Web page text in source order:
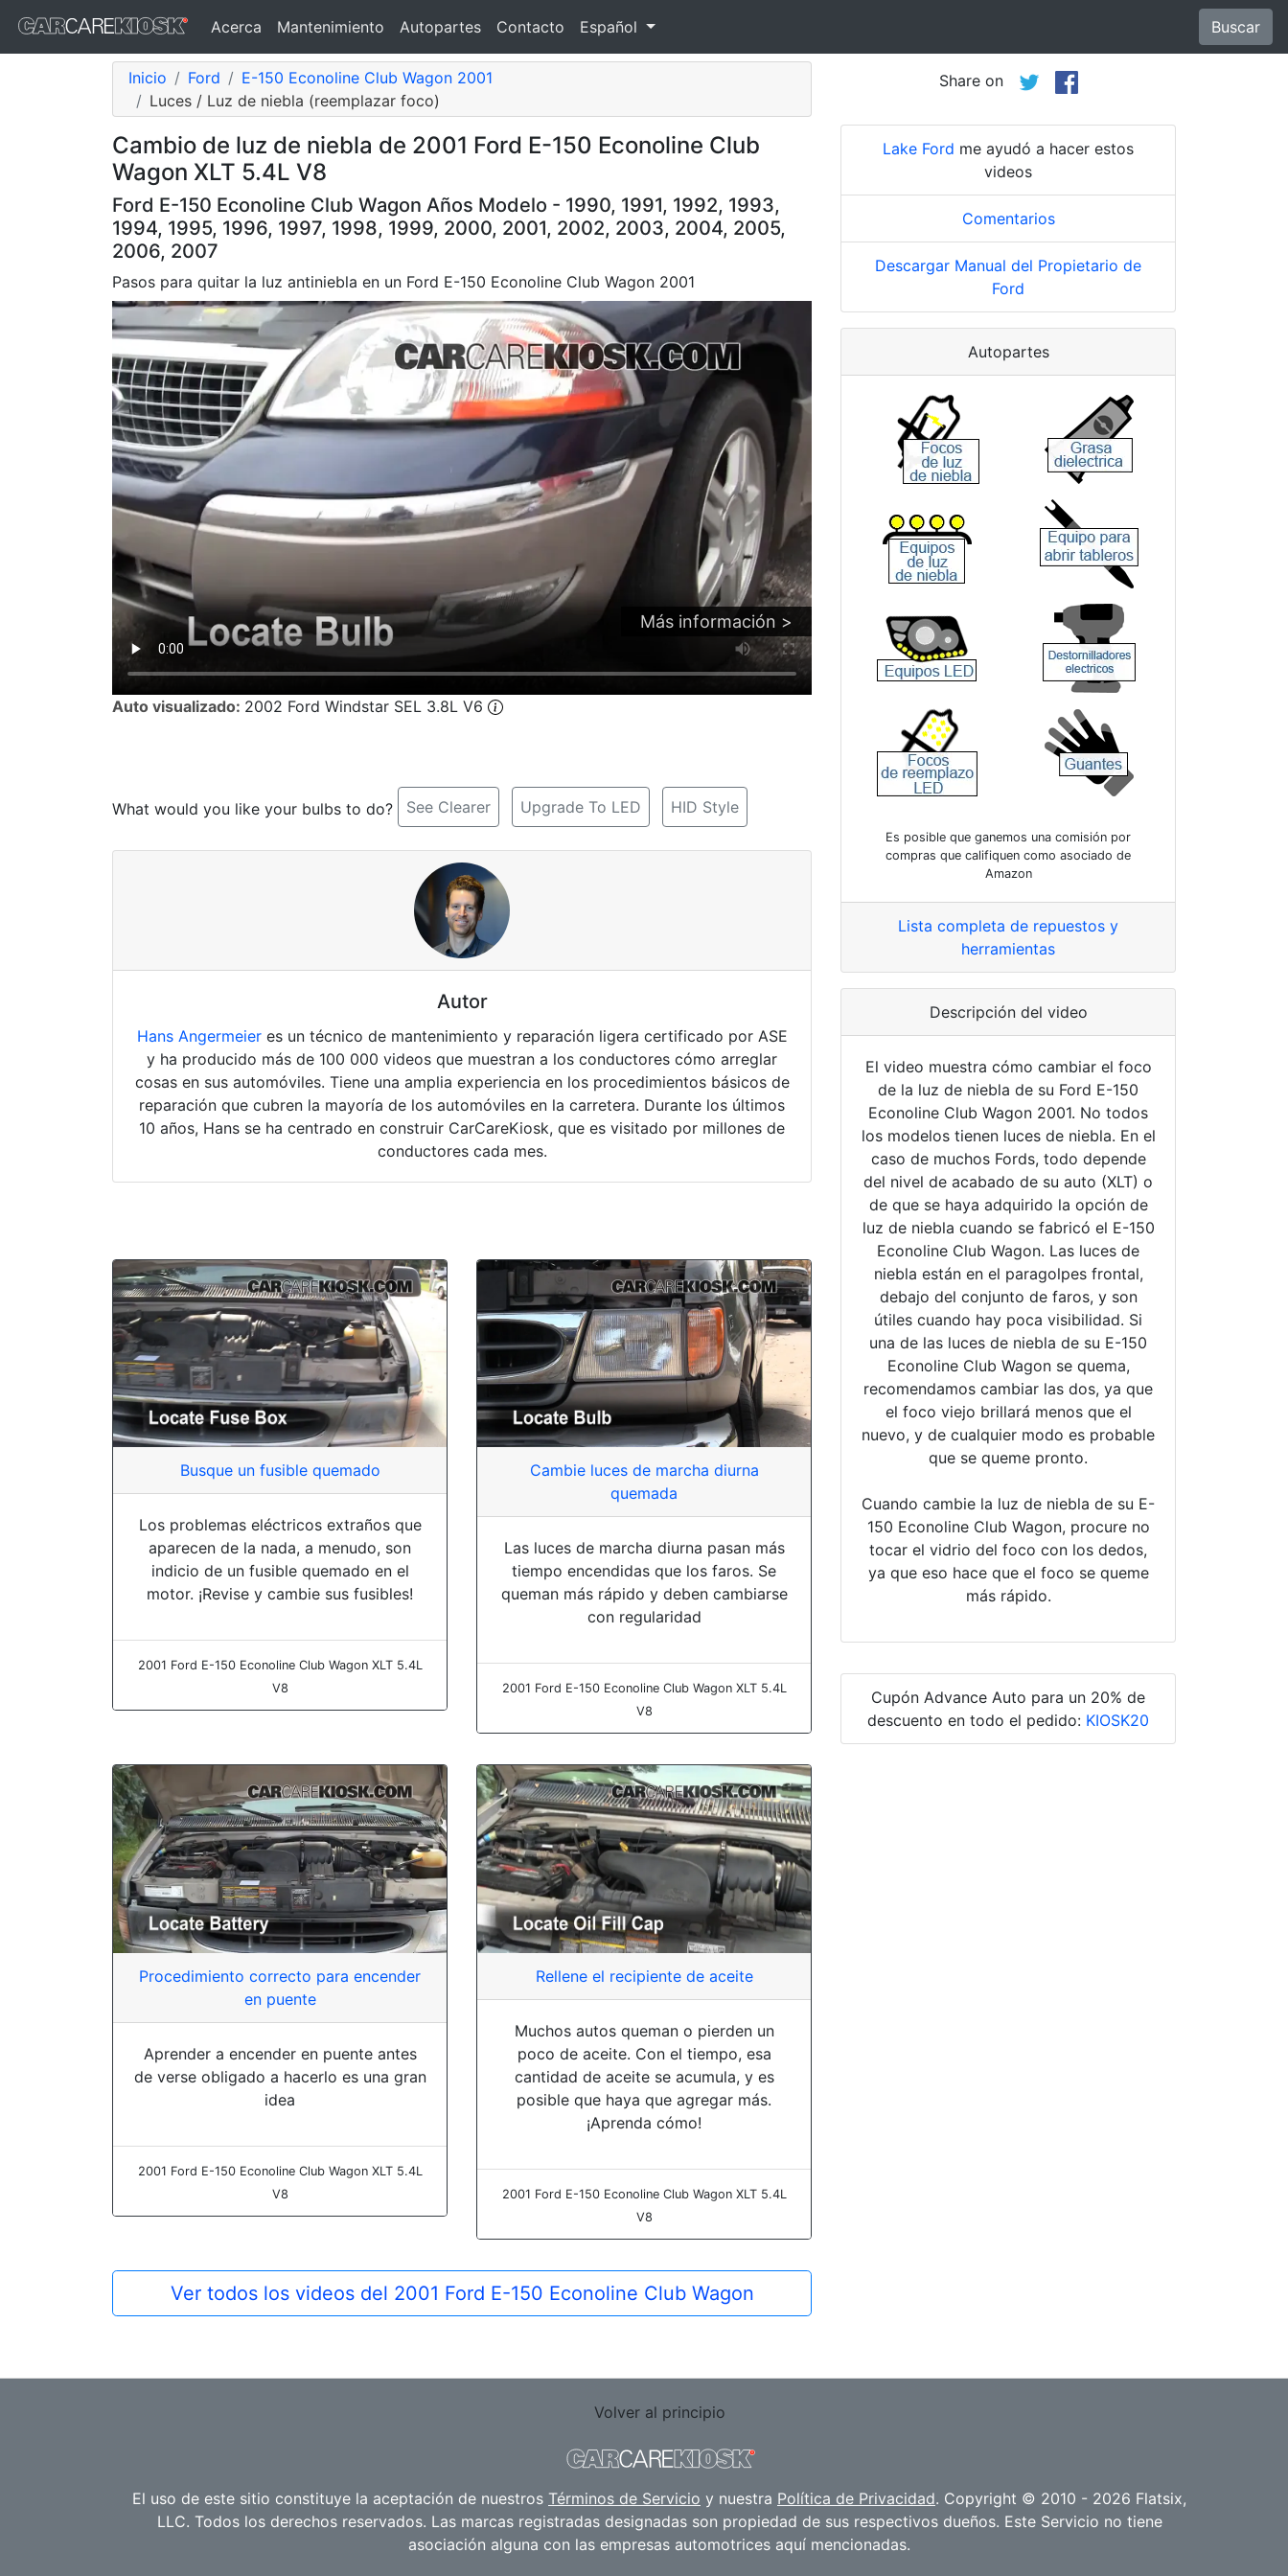
Acerca Mantenimiento Autopartes Contacto Español Buscar
Inicio Ford
E-150 Econoline Club Wagon 2001
Luces / Luz de niebla (reemplazar foco)
Cambio de luz de niebla de 2001 Ford E-150 Econoline Club
Wagon XLT 5.4L V8
Ford E-150 Econoline Club Wagon Años Modelo - 1990, 1991, 1992, 1993,
1994, 1995, 1996, 1997, 1998, 1999, 2000, 2001, 2002, 2003, 2004, 2005,
2006, 2007
Pasos para quitar la luz antiniebla en un Ford E-150 Econoline Club Wagon 2001
Más información >
Auto visualizado: 2002 Ford Windstar SEL 3.8L V6
What would you like your bulbs to do? See Clearer Upgrade To LED HID Style
Autor
Hans Angermeieres un técnico de mantenimiento y reparación ligera certificado por ASE
y ha producido más de 100 000 videos que muestran a los conductores cómo arreglar
cosas en sus automóviles. Tiene una amplia experiencia en los procedimientos básicos de
reparación que cubren la mayoría de los automóviles en la carretera. Durante los últimos
10 años, Hans se ha centrado en construir CarCareKiosk, que es visitado por millones de
conductores cada mes.
Busque un fusible quemado
Los problemas eléctricos extraños que
aparecen de la nada, a menudo, son
indicio de un fusible quemado en el
motor. ¡Revise y cambie sus fusibles!
2001 Ford E-150 Econoline Club Wagon XLT 5.4L
V8
Cambie luces de marcha diurna
quemada
Las luces de marcha diurna pasan más
tiempo encendidas que los faros. Se
queman más rápido y deben cambiarse
con regularidad
2001 Ford E-150 Econoline Club Wagon XLT 5.4L
V8
Procedimiento correcto para encender
en puente
Aprender a encender en puente antes
de verse obligado a hacerlo es una gran
idea
2001 Ford E-150 Econoline Club Wagon XLT 5.4L
V8
Rellene el recipiente de aceite
Muchos autos queman o pierden un
poco de aceite. Con el tiempo, esa
cantidad de aceite se acumula, y es
posible que haya que agregar más.
¡Aprenda cómo!
2001 Ford E-150 Econoline Club Wagon XLT 5.4L
V8
Ver todos los videos del 2001 Ford E-150 Econoline Club Wagon
Share on
Lake Ford me ayudó a hacer estos
videos
Comentarios
Descargar Manual del Propietario de
Ford
Autopartes
Es posible que ganemos una comisión por
compras que califiquen como asociado de
Amazon
Lista completa de repuestos y
herramientas
Descripción del video
El video muestra cómo cambiar el foco
de la luz de niebla de su Ford E-150
Econoline Club Wagon 2001. No todos
los modelos tienen luces de niebla. En el
caso de muchos Fords, todo depende
del nivel de acabado de su auto (XLT) o
de que se haya adquirido la opción de
luz de niebla cuando se fabricó el E-150
Econoline Club Wagon. Las luces de
niebla están en el paragolpes frontal,
debajo del conjunto de faros, y son
útiles cuando hay poca visibilidad. Si
una de las luces de niebla de su E-150
Econoline Club Wagon se quema,
recomendamos cambiar las dos, ya que
el foco viejo brillará menos que el
nuevo, y de cualquier modo es probable
que se queme pronto.
Cuando cambie la luz de niebla de su E-
150 Econoline Club Wagon, procure no
tocar el vidrio del foco con los dedos,
ya que eso hace que el foco se queme
más rápido.
Cupón Advance Auto para un 20% de
descuento en todo el pedido: KIOSK20
Volver al principio
El uso de este sitio constituye la aceptación de nuestros Términos de Servicio y nuestra Política de Privacidad. Copyright © 2010 - 2026 Flatsix,
LLC. Todos los derechos reservados. Las marcas registradas designadas son propiedad de sus respectivos dueños. Este Servicio no tiene
asociación alguna con las empresas automotrices aquí mencionadas.